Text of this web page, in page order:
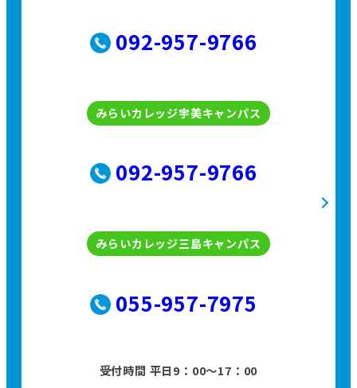
092-957-9766
みらいカレッジ宇美キャンパス
092-957-9766
みらいカレッジ三島キャンパス
055-957-7975
受付時間 平日9：00〜17：00